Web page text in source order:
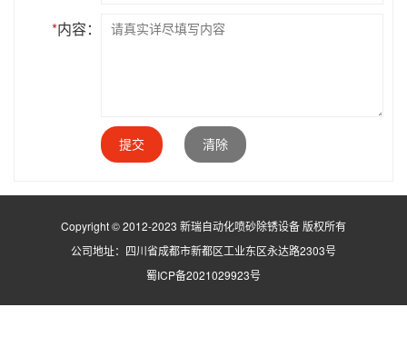
*内容：
提交 清除
Copyright © 2012-2023 新瑞自动化喷砂除锈设备 版权所有
公司地址：四川省成都市新都区工业东区永达路2303号
蜀ICP备2021029923号